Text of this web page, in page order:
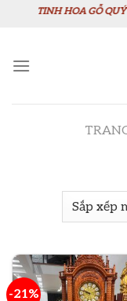
Chuyển
dung
TINH HOA GỖ QUÝ
-21%